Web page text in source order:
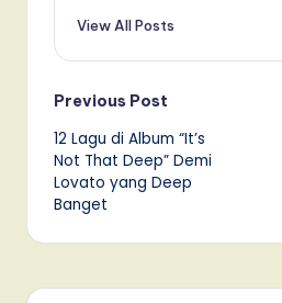
View All Posts
Post
navigation
Previous Post
12 Lagu di Album “It’s
Not That Deep” Demi
Lovato yang Deep
Banget